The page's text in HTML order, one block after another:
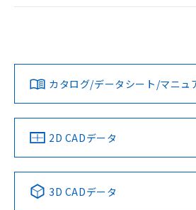
タイムチャート
上、n: 18mm以上
検出領域
ログイン/会員登
ダウンロードデータをご利用いただく
みください。
ソフトウェアの使用条件
EU RoHS 注意事項・凡例
対応済み
中国 RoHS 注意事項・凡例
LR型式承認
（イギリス
船舶規格）
DNV型式承認
（ノルウェー
No No
カタログ/データシート/マニュ
2D CADデータ
3D CADデータ